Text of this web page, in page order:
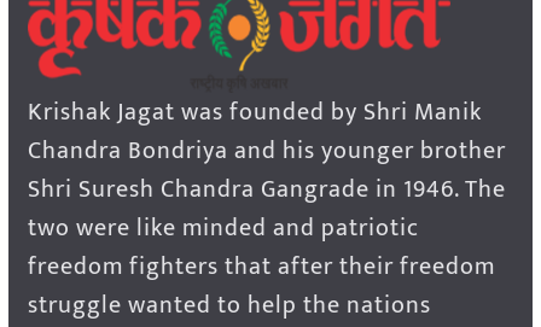
Krishak Jagat was founded by Shri Manik
Chandra Bondriya and his younger brother
Shri Suresh Chandra Gangrade in 1946. The
two were like minded and patriotic
freedom fighters that after their freedom
struggle wanted to help the nations